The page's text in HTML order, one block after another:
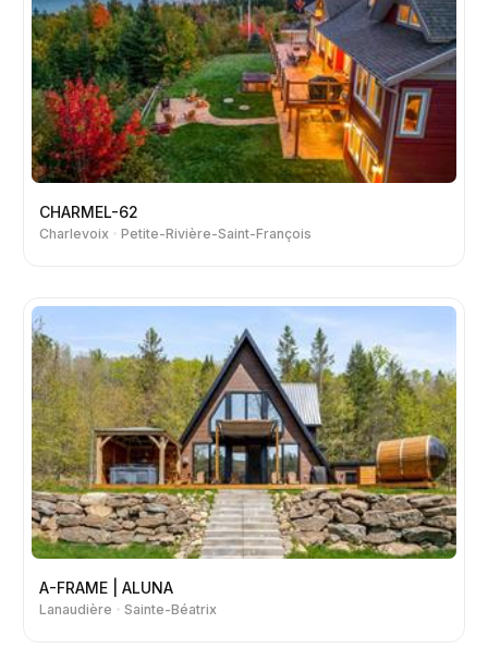
CHARMEL-62
Charlevoix Petite-Rivière-Saint-François
A-FRAME | ALUNA
Lanaudière Sainte-Béatrix